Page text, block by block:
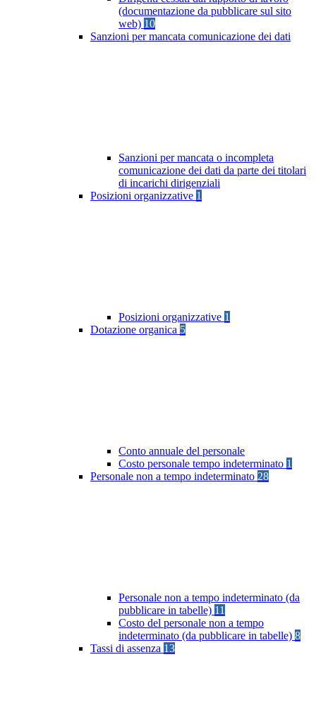
(documentazione da pubblicare sul sito
web) 10
Sanzioni per mancata comunicazione dei dati
Sanzioni per mancata o incompleta
comunicazione dei dati da parte dei titolari
di incarichi dirigenziali
Posizioni organizzative 1
Posizioni organizzative 1
Dotazione organica 5
Conto annuale del personale
Costo personale tempo indeterminato 1
Personale non a tempo indeterminato 28
Personale non a tempo indeterminato (da
pubblicare in tabelle) 11
Costo del personale non a tempo
indeterminato (da pubblicare in tabelle) 8
Tassi di assenza 13